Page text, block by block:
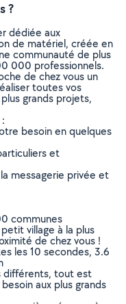
?
dédiée aux
de matériel, créée en
communauté de plus
000 professionnels.
de chez vous un
toutes vos
grands projets,
besoin en quelques
et
messagerie privée et
communes
village à la plus
de chez vous !
les 10 secondes, 3.6
différents, tout est
aux plus grands